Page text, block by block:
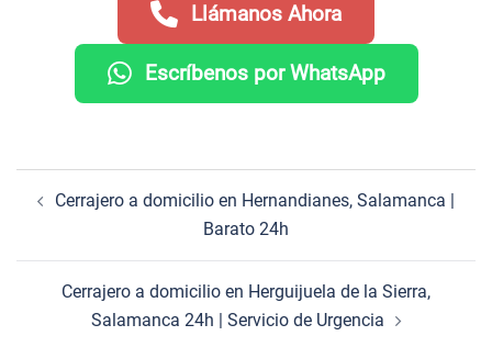
Llámanos Ahora
Escríbenos por WhatsApp
de
Cerrajero a domicilio en Hernandianes, Salamanca |
Barato 24h
Cerrajero a domicilio en Herguijuela de la Sierra,
Salamanca 24h | Servicio de Urgencia